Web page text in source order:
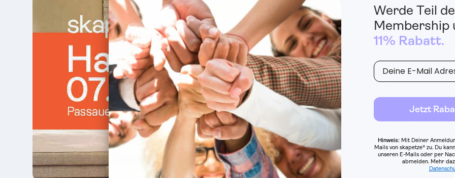
Italialainen
Jännittävä
Juomia &
Alaesityksiä
Tule käymään ja koe
Werde Teil
Membership
11% Rabatt.
E-Mail
Jetzt
Hinweis: Mit Deiner
Mails von skapetze® zu. Du
unseren E-Mails oder per
abmelden. Mehr